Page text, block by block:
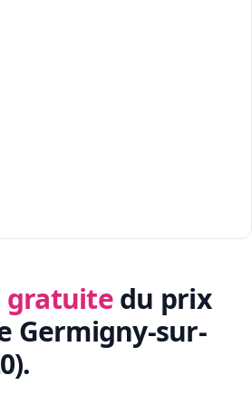
gratuite du prix
Germigny-sur-
.